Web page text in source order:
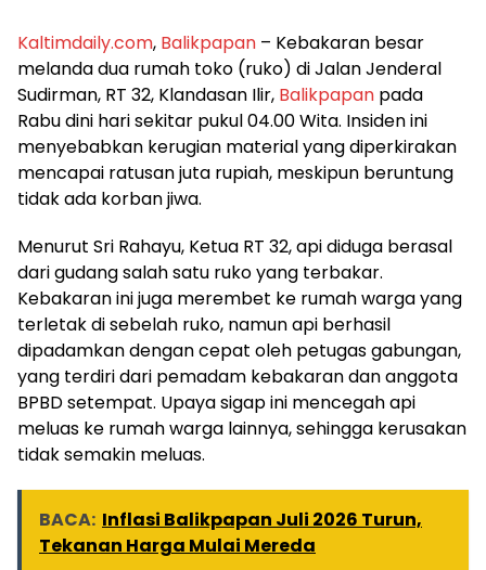
Kaltimdaily.com, Balikpapan – Kebakaran besar
melanda dua rumah toko (ruko) di Jalan Jenderal
Sudirman, RT 32, Klandasan Ilir, Balikpapan pada
Rabu dini hari sekitar pukul 04.00 Wita. Insiden ini
menyebabkan kerugian material yang diperkirakan
mencapai ratusan juta rupiah, meskipun beruntung
tidak ada korban jiwa.
Menurut Sri Rahayu, Ketua RT 32, api diduga berasal
dari gudang salah satu ruko yang terbakar.
Kebakaran ini juga merembet ke rumah warga yang
terletak di sebelah ruko, namun api berhasil
dipadamkan dengan cepat oleh petugas gabungan,
yang terdiri dari pemadam kebakaran dan anggota
BPBD setempat. Upaya sigap ini mencegah api
meluas ke rumah warga lainnya, sehingga kerusakan
tidak semakin meluas.
BACA: Inflasi Balikpapan Juli 2026 Turun,
Tekanan Harga Mulai Mereda